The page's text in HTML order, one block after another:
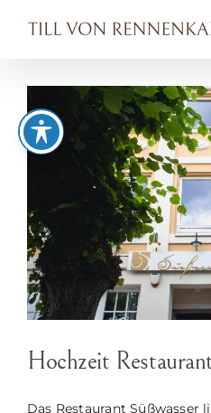
Inhalt
Hochzeit
Das Restaurant Süßwasser